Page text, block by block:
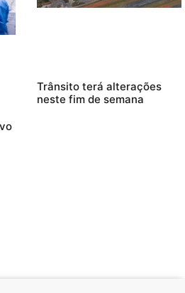
Trânsito terá alterações
neste fim de semana